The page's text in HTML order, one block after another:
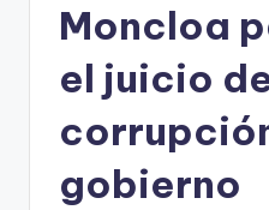
Moncloa
el juicio
gobierno